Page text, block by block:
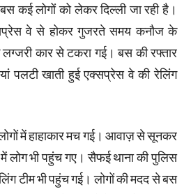
कई लोगों को लेकर दिल्ली जा रही है।
वे से होकर गुजरते समय कनौज के
कार से टकरा गई। बस की रफ्तार
पलटी खाती हुई एक्सप्रेस वे की रेलिंग
में हाहाकार मच गई। आवाज़ से सूनकर
लोग भी पहुंच गए। सैफई थाना की पुलिस
टीम भी पहुंच गई। लोगों की मदद से बस